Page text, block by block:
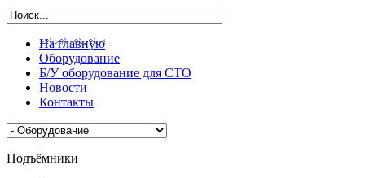
На главную
Оборудование
Б/У оборудование для СТО
Новости
Контакты
Подъёмники